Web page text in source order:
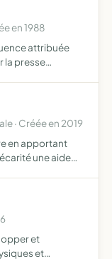
en 1988
attribuée
la presse
· Créée en 2019
en apportant
une aide
et
et